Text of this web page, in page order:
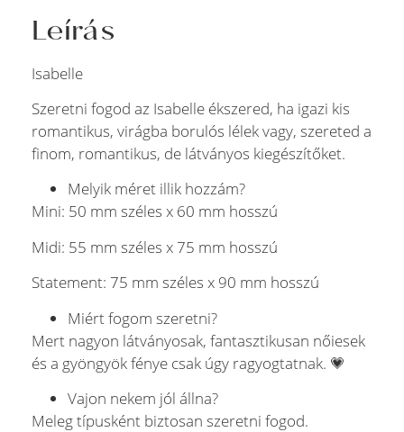
Leírás
Isabelle
Szeretni fogod az Isabelle ékszered, ha igazi kis
romantikus, virágba borulós lélek vagy, szereted a
finom, romantikus, de látványos kiegészítőket.
Melyik méret illik hozzám?
Mini: 50 mm széles x 60 mm hosszú
Midi: 55 mm széles x 75 mm hosszú
Statement: 75 mm széles x 90 mm hosszú
Miért fogom szeretni?
Mert nagyon látványosak, fantasztikusan nőiesek
és a gyöngyök fénye csak úgy ragyogtatnak. 💗
Vajon nekem jól állna?
Meleg típusként biztosan szeretni fogod.